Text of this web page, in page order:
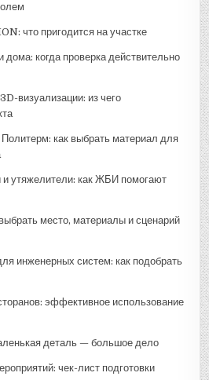
что пригодится на участке
когда проверка действительно
визуализации: из чего
как выбрать материал для
и утяжелители: как ЖБИ помогают
место, материалы и сценарий
инженерных систем: как подобрать
эффективное использование
деталь — большое дело
чек-лист подготовки